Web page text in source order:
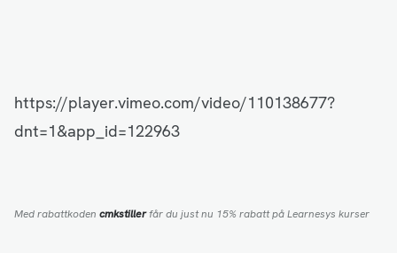
https://player.vimeo.com/video/110138677?
dnt=1&app_id=122963
Med rabattkoden cmkstillerfår du just nu 15% rabatt på Learnesys kurser